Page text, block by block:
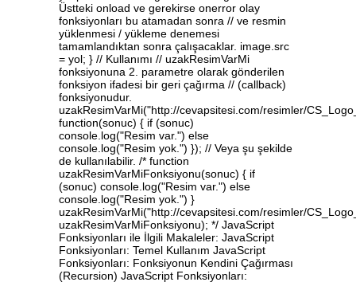
Üstteki onload ve gerekirse onerror olay
fonksiyonları bu atamadan sonra // ve resmin
yüklenmesi / yükleme denemesi
tamamlandıktan sonra çalışacaklar. image.src
= yol; } // Kullanımı // uzakResimVarMi
fonksiyonuna 2. parametre olarak gönderilen
fonksiyon ifadesi bir geri çağırma // (callback)
fonksiyonudur.
uzakResimVarMi("http://cevapsitesi.com/resimler/
function(sonuc) { if (sonuc)
console.log("Resim var.") else
console.log("Resim yok.") }); // Veya şu şekilde
de kullanılabilir. /* function
uzakResimVarMiFonksiyonu(sonuc) { if
(sonuc) console.log("Resim var.") else
console.log("Resim yok.") }
uzakResimVarMi("http://cevapsitesi.com/resimler/
uzakResimVarMiFonksiyonu); */ JavaScript
Fonksiyonları ile İlgili Makaleler: JavaScript
Fonksiyonları: Temel Kullanım JavaScript
Fonksiyonları: Fonksiyonun Kendini Çağırması
(Recursion) JavaScript Fonksiyonları: